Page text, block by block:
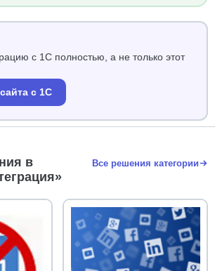
с 1С полностью, а не только этот
с 1С
в
Все решения категории